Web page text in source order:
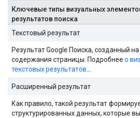
Ключевые типы визуальных
результатов поиска
Текстовый результат
Результат Google Поиска, созданный
содержания страницы. Подробнее о
текстовых результатов
Расширенный результат
Как правило, такой результат
структурированных данных, которые